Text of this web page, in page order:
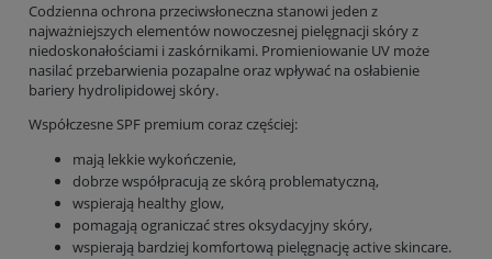
Codzienna ochrona przeciwsłoneczna stanowi jeden z
najważniejszych elementów nowoczesnej pielęgnacji skóry z
niedoskonałościami i zaskórnikami. Promieniowanie UV może
nasilać przebarwienia pozapalne oraz wpływać na osłabienie
bariery hydrolipidowej skóry.
Współczesne SPF premium coraz częściej:
mają lekkie wykończenie,
dobrze współpracują ze skórą problematyczną,
wspierają healthy glow,
pomagają ograniczać stres oksydacyjny skóry,
wspierają bardziej komfortową pielęgnację active skincare.